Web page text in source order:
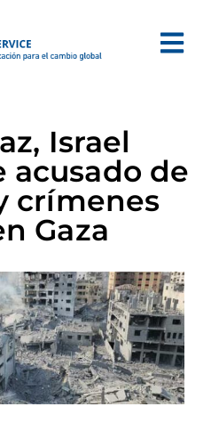
Israel
acusado de
crímenes
Gaza